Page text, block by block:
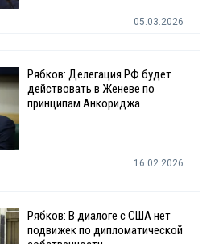
05.03.2026
Рябков: Делегация РФ будет
действовать в Женеве по
принципам Анкориджа
16.02.2026
Рябков: В диалоге с США нет
подвижек по дипломатической